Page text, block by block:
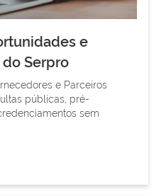
e
Serpro
e Parceiros
públicas, pré-
sem